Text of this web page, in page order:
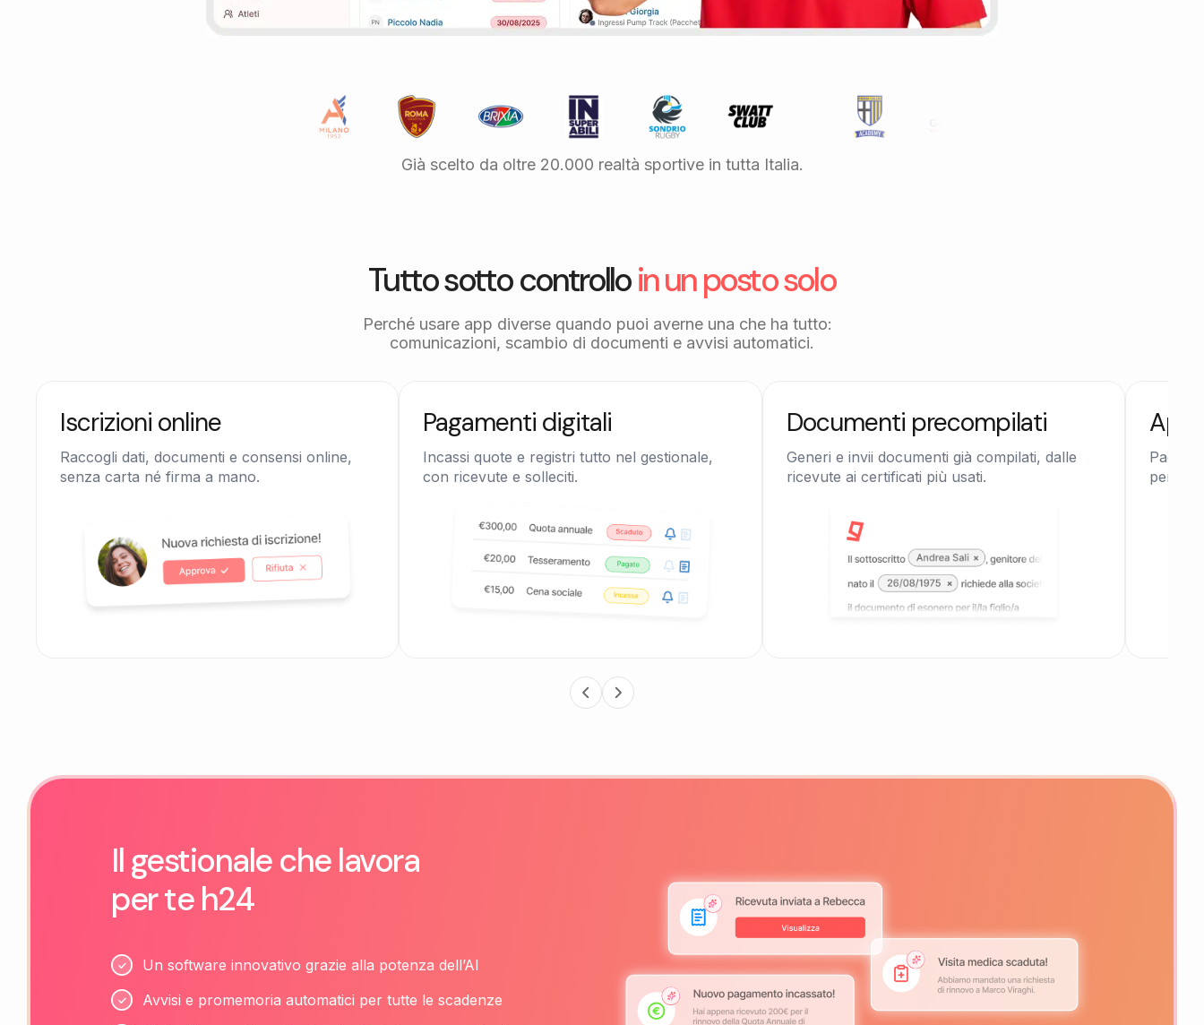
Già scelto da oltre 20.000 realtà sportive in tutta Italia.
Tutto sotto controlloin un posto solo
Perché usare app diverse quando puoi averne una che ha tutto:
comunicazioni, scambio di documenti e avvisi automatici.
Iscrizioni online
Raccogli dati, documenti e consensi online,
senza carta né firma a mano.
Pagamenti digitali
Incassi quote e registri tutto nel gestionale,
con ricevute e solleciti.
Documenti precompilati
Generi e invii documenti già compilati, dalle
ricevute ai certificati più usati.
App
per
Il gestionale che lavora
per te h24
Un software innovativo grazie alla potenza dell’AI
Avvisi e promemoria automatici per tutte le scadenze